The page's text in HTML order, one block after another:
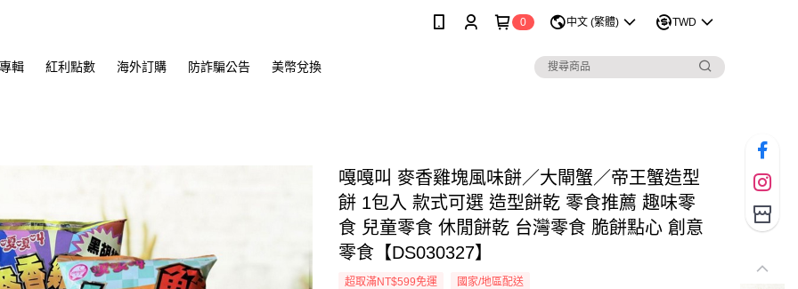
0 中文 (繁體) TWD
輯 紅利點數 海外訂購 防詐騙公告 美幣兌換
嘎嘎叫 麥香雞塊風味餅／大閘蟹／帝王蟹造型
餅 1包入 款式可選 造型餅乾 零食推薦 趣味零
食 兒童零食 休閒餅乾 台灣零食 脆餅點心 創意
零食【DS030327】
超取滿NT$599免運 國家/地區配送